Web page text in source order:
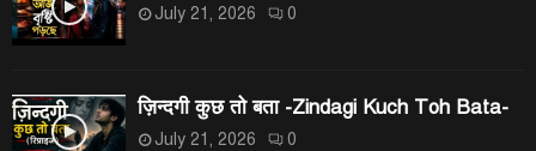
July 21, 2026 0
ज़िन्दगी कुछ तो बता -Zindagi Kuch Toh Bata-
July 21, 2026 0